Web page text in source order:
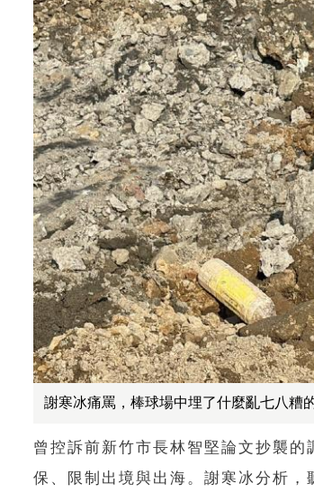
謝寒冰痛罵，棒球場中埋了什麼亂七八糟
曾控訴前新竹市長林智堅論文抄襲
保、限制出境與出海。謝寒冰分析